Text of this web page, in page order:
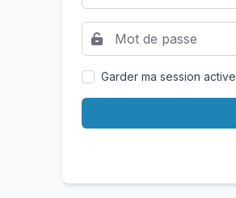
Garder ma session active